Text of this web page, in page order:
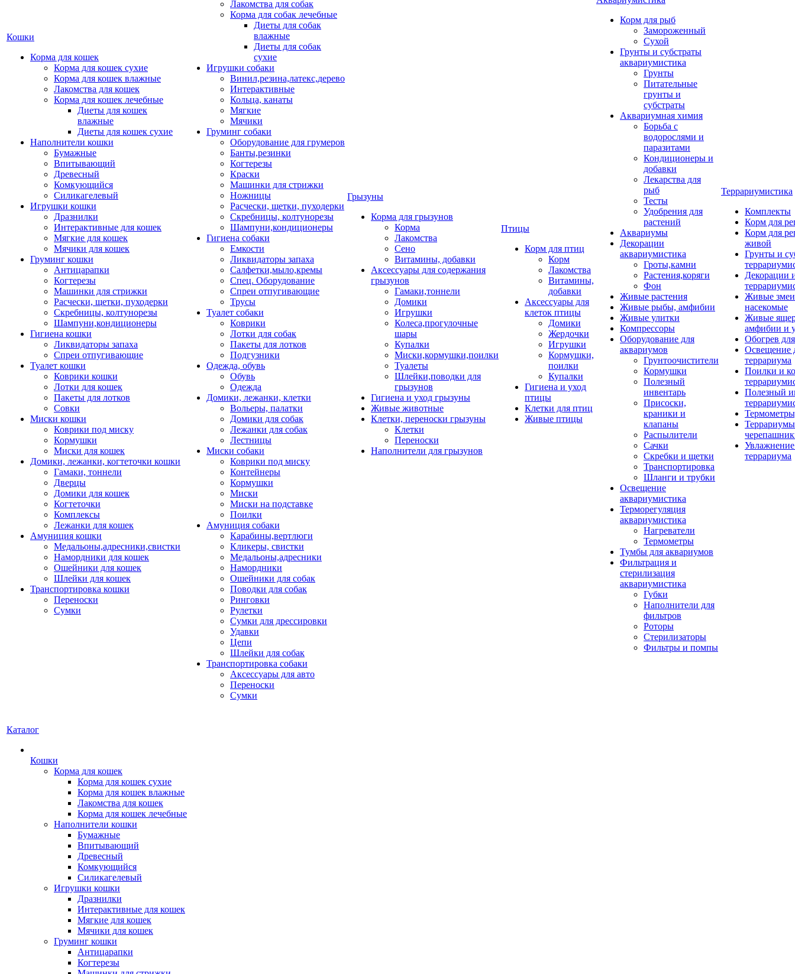
Кошки
Корма для кошек
Корма для кошек сухие
Корма для кошек влажные
Лакомства для кошек
Корма для кошек лечебные
Диеты для кошек
влажные
Диеты для кошек сухие
Наполнители кошки
Бумажные
Впитывающий
Древесный
Комкующийся
Силикагелевый
Игрушки кошки
Дразнилки
Интерактивные для кошек
Мягкие для кошек
Мячики для кошек
Груминг кошки
Антицарапки
Когтерезы
Машинки для стрижки
Расчески, щетки, пуходерки
Скребницы, колтунорезы
Шампуни,кондиционеры
Гигиена кошки
Ликвидаторы запаха
Спреи отпугивающие
Туалет кошки
Коврики кошки
Лотки для кошек
Пакеты для лотков
Совки
Миски кошки
Коврики под миску
Кормушки
Миски для кошек
Домики, лежанки, когтеточки кошки
Гамаки, тоннели
Дверцы
Домики для кошек
Когтеточки
Комплексы
Лежанки для кошек
Амуниция кошки
Медальоны,адресники,свистки
Намордники для кошек
Ошейники для кошек
Шлейки для кошек
Транспортировка кошки
Переноски
Сумки
Лакомства для собак
Корма для собак лечебные
Диеты для собак
влажные
Диеты для собак
сухие
Игрушки собаки
Винил,резина,латекс,дерево
Интерактивные
Кольца, канаты
Мягкие
Мячики
Груминг собаки
Оборудование для грумеров
Банты,резинки
Когтерезы
Краски
Машинки для стрижки
Ножницы
Расчески, щетки, пуходерки
Скребницы, колтунорезы
Шампуни,кондиционеры
Гигиена собаки
Емкости
Ликвидаторы запаха
Салфетки,мыло,кремы
Спец. Оборудование
Спреи отпугивающие
Трусы
Туалет собаки
Коврики
Лотки для собак
Пакеты для лотков
Подгузники
Одежда, обувь
Обувь
Одежда
Домики, лежанки, клетки
Вольеры, палатки
Домики для собак
Лежанки для собак
Лестницы
Миски собаки
Коврики под миску
Контейнеры
Кормушки
Миски
Миски на подставке
Поилки
Амуниция собаки
Карабины,вертлюги
Кликеры, свистки
Медальоны,адресники
Намордники
Ошейники для собак
Поводки для собак
Ринговки
Рулетки
Сумки для дрессировки
Удавки
Цепи
Шлейки для собак
Транспортировка собаки
Аксессуары для авто
Переноски
Сумки
Грызуны
Корма для грызунов
Корма
Лакомства
Сено
Витамины, добавки
Аксессуары для содержания
грызунов
Гамаки,тоннели
Домики
Игрушки
Колеса,прогулочные
шары
Купалки
Миски,кормушки,поилки
Туалеты
Шлейки,поводки для
грызунов
Гигиена и уход грызуны
Живые животные
Клетки, переноски грызуны
Клетки
Переноски
Наполнители для грызунов
Птицы
Корм для птиц
Корм
Лакомства
Витамины,
добавки
Аксессуары для
клеток птицы
Домики
Жердочки
Игрушки
Кормушки,
поилки
Купалки
Гигиена и уход
птицы
Клетки для птиц
Живые птицы
Корм для рыб
Замороженный
Сухой
Грунты и субстраты
аквариумистика
Грунты
Питательные
грунты и
субстраты
Аквариумная химия
Борьба с
водорослями и
паразитами
Кондиционеры и
добавки
Лекарства для
рыб
Тесты
Удобрения для
растений
Аквариумы
Декорации
аквариумистика
Гроты,камни
Растения,коряги
Фон
Живые растения
Живые рыбы, амфибии
Живые улитки
Компрессоры
Оборудование для
аквариумов
Грунтоочистители
Кормушки
Полезный
инвентарь
Присоски,
краники и
клапаны
Распылители
Сачки
Скребки и щетки
Транспортировка
Шланги и трубки
Освещение
аквариумистика
Терморегуляция
аквариумистика
Нагреватели
Термометры
Тумбы для аквариумов
Фильтрация и
стерилизация
аквариумистика
Губки
Наполнители для
фильтров
Роторы
Стерилизаторы
Фильтры и помпы
Террариумистика
Комплекты
Корм для
Корм для
живой
Грунты и
Декорации
Живые
насекомые
Живые
амфибии и
Обогрев
Освещение
террариума
Поилки и
Полезный
террариума
Каталог
Кошки
Корма для кошек
Корма для кошек сухие
Корма для кошек влажные
Лакомства для кошек
Корма для кошек лечебные
Наполнители кошки
Бумажные
Впитывающий
Древесный
Комкующийся
Силикагелевый
Игрушки кошки
Дразнилки
Интерактивные для кошек
Мягкие для кошек
Мячики для кошек
Груминг кошки
Антицарапки
Когтерезы